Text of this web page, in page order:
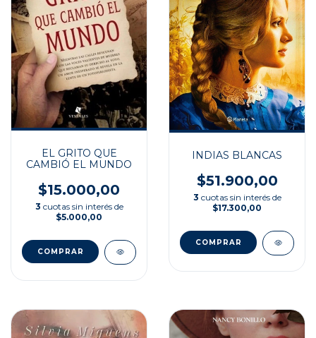
EL GRITO QUE
CAMBIÓ EL MUNDO
$15.000,00
3 cuotas sin interés de
$5.000,00
INDIAS BLANCAS
$51.900,00
3 cuotas sin interés de
$17.300,00